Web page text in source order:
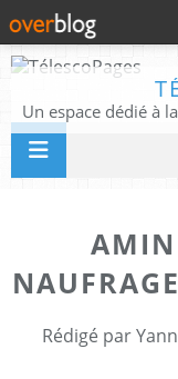
Rédigé par